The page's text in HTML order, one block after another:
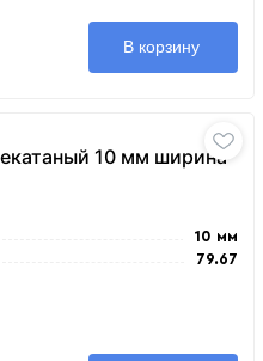
В корзину
10 мм ширина
10 мм
79.67